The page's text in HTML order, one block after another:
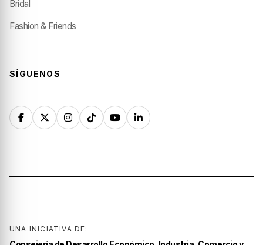
Bridal
Fashion & Friends
SÍGUENOS
UNA INICIATIVA DE: